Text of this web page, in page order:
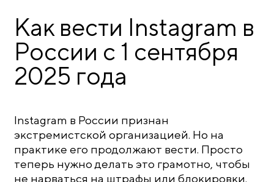
Как вести Instagram в
России с 1 сентября
2025 года
Instagram в России признан
экстремистской организацией. Но на
практике его продолжают вести. Просто
теперь нужно делать это грамотно, чтобы
не нарваться на штрафы или блокировки.